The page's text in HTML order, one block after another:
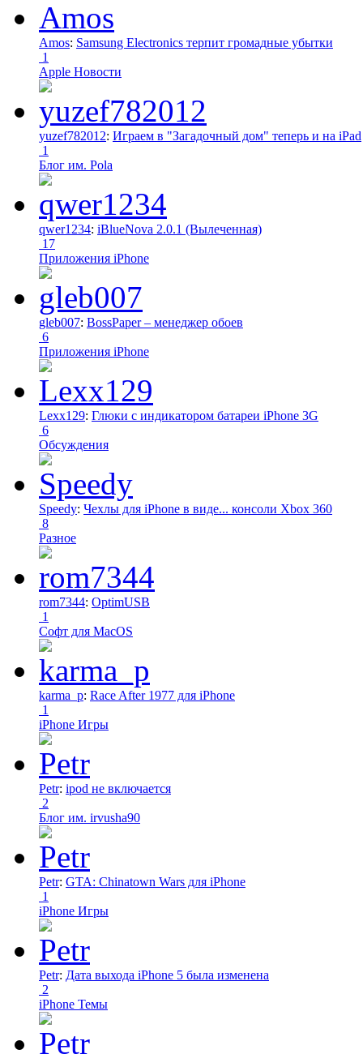
Amos: Samsung Electronics терпит громадные убытки
1
Apple Новости
yuzef782012: Играем в "Загадочный дом" теперь и на iPad
1
Блог им. Pola
qwer1234: iBlueNova 2.0.1 (Вылеченная)
17
Приложения iPhone
gleb007: BossPaper – менеджер обоев
6
Приложения iPhone
Lexx129: Глюки с индикатором батареи iPhone 3G
6
Обсуждения
Speedy: Чехлы для iPhone в виде... консоли Xbox 360
8
Разное
rom7344: OptimUSB
1
Софт для MacOS
karma_p: Race After 1977 для iPhone
1
iPhone Игры
Petr: ipod не включается
2
Блог им. irvusha90
Petr: GTA: Chinatown Wars для iPhone
1
iPhone Игры
Petr: Дата выхода iPhone 5 была изменена
2
iPhone Темы